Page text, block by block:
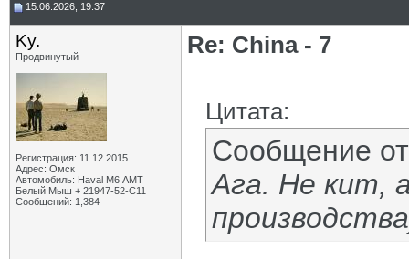
15.06.2026, 19:37
Ky.
Продвинутый
Регистрация: 11.12.2015
Адрес: Омск
Автомобиль: Haval M6 АМТ
Белый Мыш + 21947-52-С11
Сообщений: 1,384
Re: China - 7
Цитата:
Сообщение
Ага. Не кит,